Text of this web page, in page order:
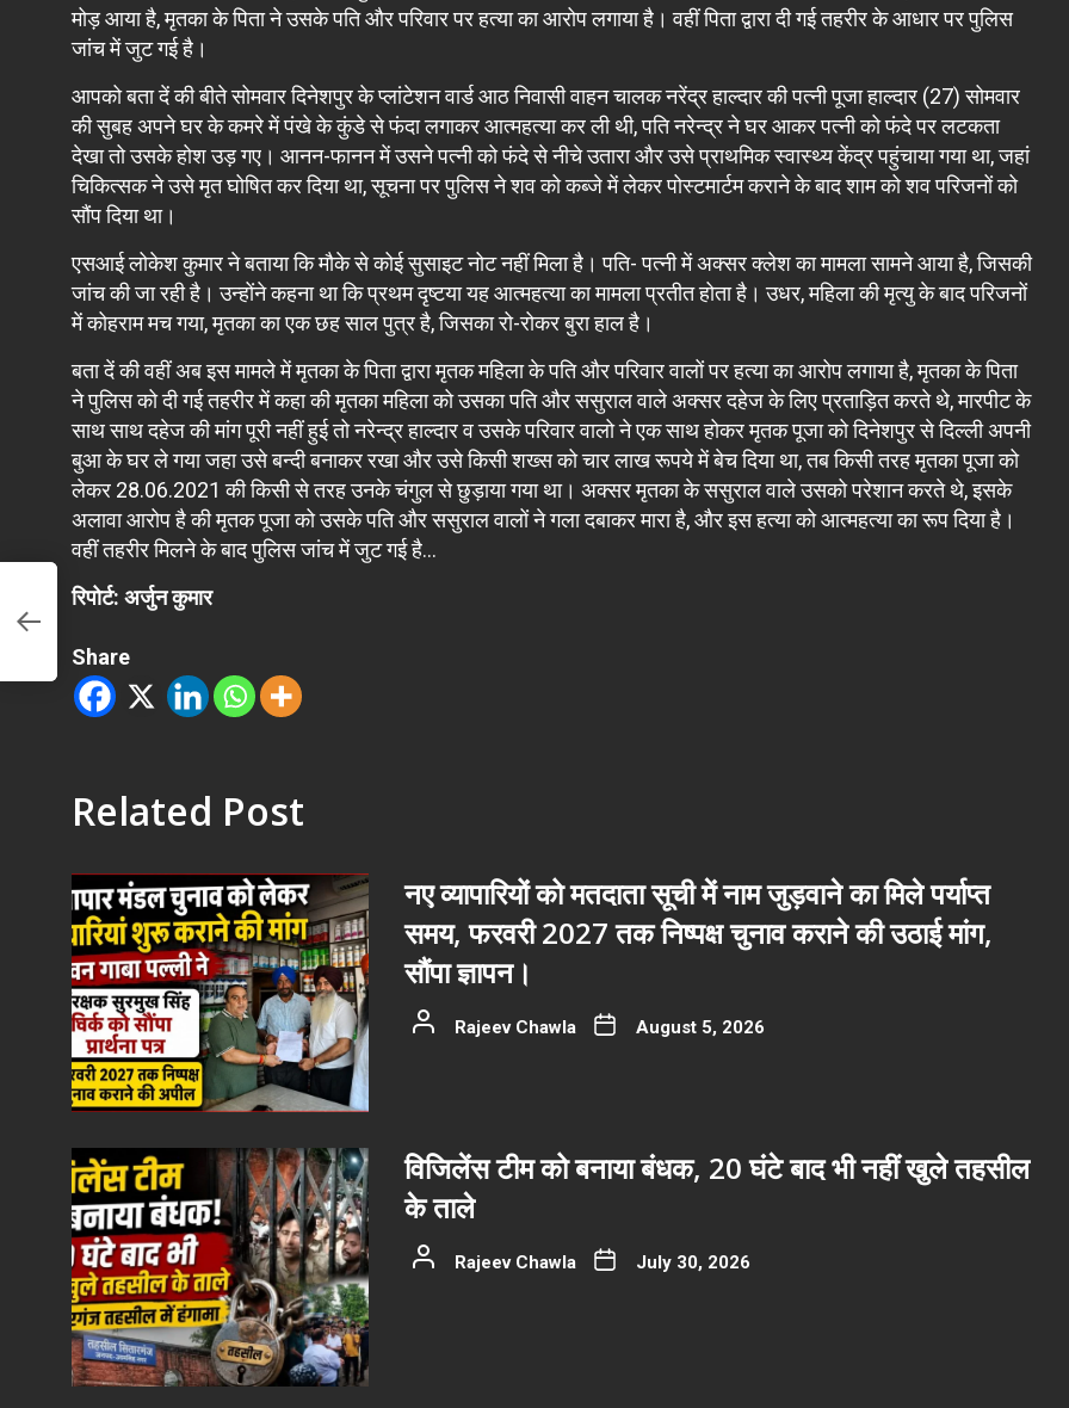
मोड़ आया है, मृतका के पिता ने उसके पति और परिवार पर हत्या का आरोप लगाया है। वहीं पिता द्वारा दी गई तहरीर के आधार पर पुलिस
जांच में जुट गई है।
आपको बता दें की बीते सोमवार दिनेशपुर के प्लांटेशन वार्ड आठ निवासी वाहन चालक नरेंद्र हाल्दार की पत्नी पूजा हाल्दार (27) सोमवार
की सुबह अपने घर के कमरे में पंखे के कुंडे से फंदा लगाकर आत्महत्या कर ली थी, पति नरेन्द्र ने घर आकर पत्नी को फंदे पर लटकता
देखा तो उसके होश उड़ गए। आनन-फानन में उसने पत्नी को फंदे से नीचे उतारा और उसे प्राथमिक स्वास्थ्य केंद्र पहुंचाया गया था, जहां
चिकित्सक ने उसे मृत घोषित कर दिया था, सूचना पर पुलिस ने शव को कब्जे में लेकर पोस्टमार्टम कराने के बाद शाम को शव परिजनों को
सौंप दिया था।
एसआई लोकेश कुमार ने बताया कि मौके से कोई सुसाइट नोट नहीं मिला है। पति- पत्नी में अक्सर क्लेश का मामला सामने आया है, जिसकी
जांच की जा रही है। उन्होंने कहना था कि प्रथम दृष्टया यह आत्महत्या का मामला प्रतीत होता है। उधर, महिला की मृत्यु के बाद परिजनों
में कोहराम मच गया, मृतका का एक छह साल पुत्र है, जिसका रो-रोकर बुरा हाल है।
बता दें की वहीं अब इस मामले में मृतका के पिता द्वारा मृतक महिला के पति और परिवार वालों पर हत्या का आरोप लगाया है, मृतका के पिता
ने पुलिस को दी गई तहरीर में कहा की मृतका महिला को उसका पति और ससुराल वाले अक्सर दहेज के लिए प्रताड़ित करते थे, मारपीट के
साथ साथ दहेज की मांग पूरी नहीं हुई तो नरेन्द्र हाल्दार व उसके परिवार वालो ने एक साथ होकर मृतक पूजा को दिनेशपुर से दिल्ली अपनी
बुआ के घर ले गया जहा उसे बन्दी बनाकर रखा और उसे किसी शख्स को चार लाख रूपये में बेच दिया था, तब किसी तरह मृतका पूजा को
लेकर 28.06.2021 की किसी से तरह उनके चंगुल से छुड़ाया गया था। अक्सर मृतका के ससुराल वाले उसको परेशान करते थे, इसके
अलावा आरोप है की मृतक पूजा को उसके पति और ससुराल वालों ने गला दबाकर मारा है, और इस हत्या को आत्महत्या का रूप दिया है।
वहीं तहरीर मिलने के बाद पुलिस जांच में जुट गई है…
रिपोर्ट: अर्जुन कुमार
Share
Related Post
नए व्यापारियों को मतदाता सूची में नाम जुड़वाने का मिले पर्याप्त
समय, फरवरी 2027 तक निष्पक्ष चुनाव कराने की उठाई मांग,
सौंपा ज्ञापन।
Rajeev Chawla August 5, 2026
विजिलेंस टीम को बनाया बंधक, 20 घंटे बाद भी नहीं खुले तहसील
के ताले
Rajeev Chawla July 30, 2026